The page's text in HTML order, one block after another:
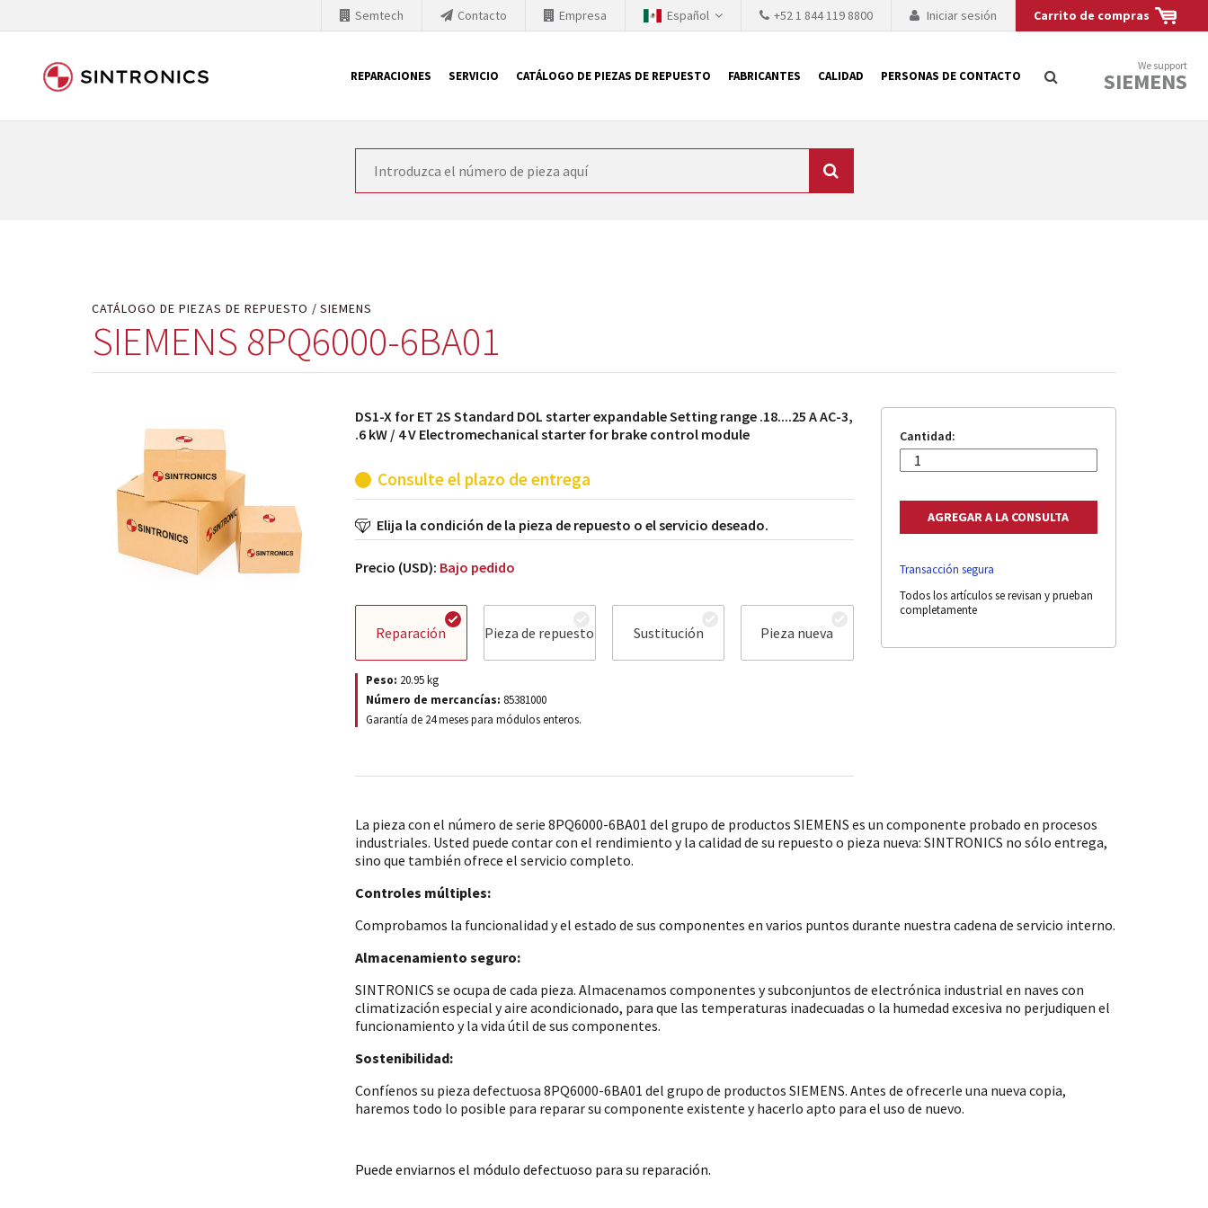
Carrito de compras
Iniciar sesión
+52 1 844 119 8800
Español
Empresa
Contacto
Semtech
REPARACIONES SERVICIO CATÁLOGO DE PIEZAS DE REPUESTO FABRICANTES CALIDAD PERSONAS DE CONTACTO
We support
SIEMENS
Nuestra colaboración con SIEMENS
de módulos descontinuados por módulos del propio almacén.
CATÁLOGO DE PIEZAS DE REPUESTO SIEMENS
SIEMENS 8PQ6000-6BA01
DS1-X for ET 2S Standard DOL starter expandable Setting range .18....25 A AC-3,
.6 kW / 4 V Electromechanical starter for brake control module
Consulte el plazo de entrega
Elija la condición de la pieza de repuesto o el servicio deseado.
Precio (USD): Bajo pedido
Reparación Pieza de repuesto Sustitución Pieza nueva
Peso: 20.95kg
Número de mercancías: 85381000
Garantía de 24 meses para módulos enteros.
Cantidad:
Transacción segura
Todos los artículos se revisan y prueban
completamente
La pieza con el número de serie 8PQ6000-6BA01 del grupo de productos SIEMENS es un componente probado en procesos
industriales. Usted puede contar con el rendimiento y la calidad de su repuesto o pieza nueva: SINTRONICS no sólo entrega,
sino que también ofrece el servicio completo.
Controles múltiples:
Comprobamos la funcionalidad y el estado de sus componentes en varios puntos durante nuestra cadena de servicio interno.
Almacenamiento seguro:
SINTRONICS se ocupa de cada pieza. Almacenamos componentes y subconjuntos de electrónica industrial en naves con
climatización especial y aire acondicionado, para que las temperaturas inadecuadas o la humedad excesiva no perjudiquen el
funcionamiento y la vida útil de sus componentes.
Sostenibilidad:
Confíenos su pieza defectuosa 8PQ6000-6BA01 del grupo de productos SIEMENS. Antes de ofrecerle una nueva copia,
haremos todo lo posible para reparar su componente existente y hacerlo apto para el uso de nuevo.
Puede enviarnos el módulo defectuoso para su reparación.